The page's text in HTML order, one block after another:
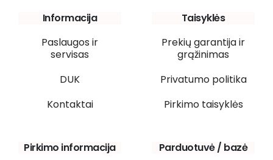
Informacija
Paslaugos ir
servisas
DUK
Kontaktai
Taisyklės
Prekių garantija ir
grąžinimas
Privatumo politika
Pirkimo taisyklės
Pirkimo informacija
Parduotuvė / bazė